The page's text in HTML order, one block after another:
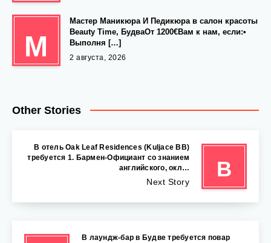
М
Мастер Маникюра И Педикюра в салон красоты
Beauty Time, БудваОт 1200€Вам к нам, если:•
Выполня […]
2 августа, 2026
Other Stories
В
В отель Oak Leaf Residences (Kuljace BB)
требуется 1. Бармен-Официант со знанием
английского, окл…
Next Story
В лаундж-бар в Будве требуется повар